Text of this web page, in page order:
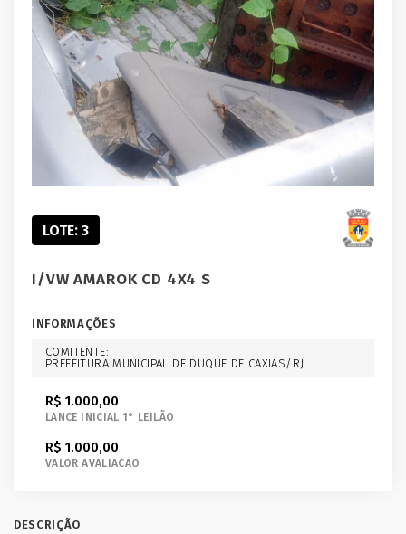
LOTE: 3
I/VW AMAROK CD 4X4 S
INFORMAÇÕES
COMITENTE:
PREFEITURA MUNICIPAL DE DUQUE DE CAXIAS/RJ
R$ 1.000,00
LANCE INICIAL 1° LEILÃO
R$ 1.000,00
VALOR AVALIACAO
DESCRIÇÃO